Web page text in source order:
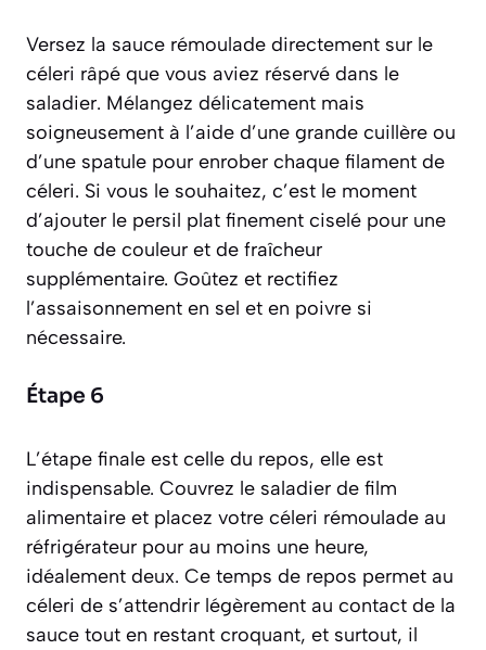
Versez la sauce rémoulade directement sur le
céleri râpé que vous aviez réservé dans le
saladier. Mélangez délicatement mais
soigneusement à l’aide d’une grande cuillère ou
d’une spatule pour enrober chaque filament de
céleri. Si vous le souhaitez, c’est le moment
d’ajouter le persil plat finement ciselé pour une
touche de couleur et de fraîcheur
supplémentaire. Goûtez et rectifiez
l’assaisonnement en sel et en poivre si
nécessaire.
Étape 6
L’étape finale est celle du repos, elle est
indispensable. Couvrez le saladier de film
alimentaire et placez votre céleri rémoulade au
réfrigérateur pour au moins une heure,
idéalement deux. Ce temps de repos permet au
céleri de s’attendrir légèrement au contact de la
sauce tout en restant croquant, et surtout, il